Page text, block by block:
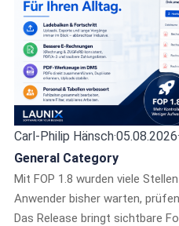
Carl-Philip Hänsch·05.08.2026·
General Category
Mit FOP 1.8 wurden viele
Anwender bisher warten,
Das Release bringt sichtbare